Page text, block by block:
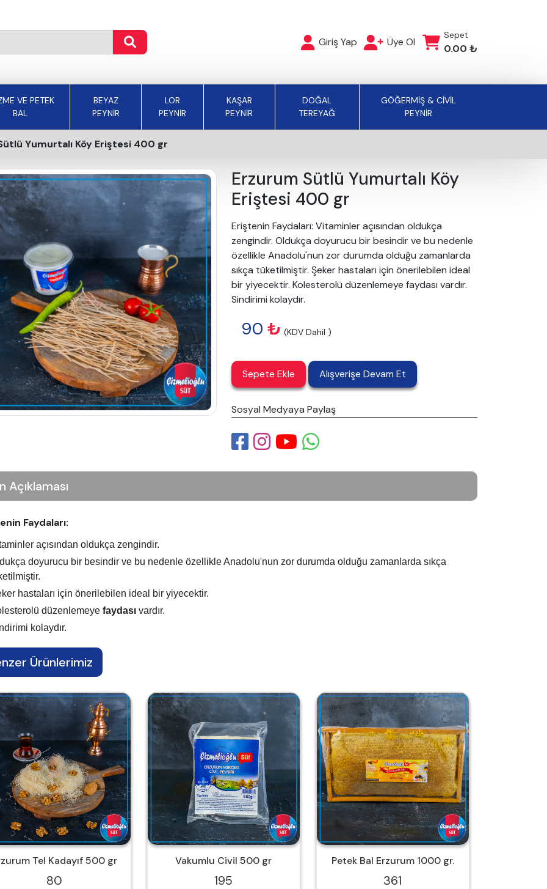
Giriş Yap Üye Ol
Sepet
0.00 ₺
VE PETEK
BAL
BEYAZ
PEYNİR
LOR
PEYNİR
KAŞAR
PEYNİR
DOĞAL
TEREYAĞ
GÖĞERMİŞ & CİVİL
PEYNİR
Yumurtalı Köy Eriştesi 400 gr
Erzurum Sütlü Yumurtalı Köy
Eriştesi 400 gr
Eriştenin Faydaları: Vitaminler açısından oldukça
zengindir. Oldukça doyurucu bir besindir ve bu nedenle
özellikle Anadolu'nun zor durumda olduğu zamanlarda
sıkça tüketilmiştir. Şeker hastaları için önerilebilen ideal
bir yiyecektir. Kolesterolü düzenlemeye faydası vardır.
Sindirimi kolaydır.
90 ₺ (KDV Dahil )
Sepete Ekle Alışverişe Devam Et
Sosyal Medyaya Paylaş
Açıklaması
Faydaları:
açısından oldukça zengindir.
doyurucu bir besindir ve bu nedenle özellikle Anadolu'nun zor durumda olduğu zamanlarda sıkça
hastaları için önerilebilen ideal bir yiyecektir.
düzenlemeye faydası vardır.
kolaydır.
Ürünlerimiz
Tel Kadayıf 500 gr
80
Vakumlu Civil 500 gr
195
Petek Bal Erzurum 1000 gr.
361